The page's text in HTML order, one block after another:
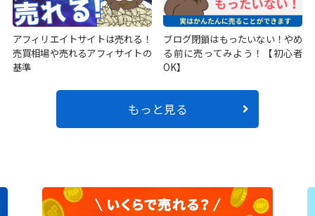
アフィリエイトサイトは売れる！
売買相場や売れるアフィサイトの
基準
ブログ閉鎖はもったいない！やめ
る前に売ってみよう！【初心者
OK】
もっと見る